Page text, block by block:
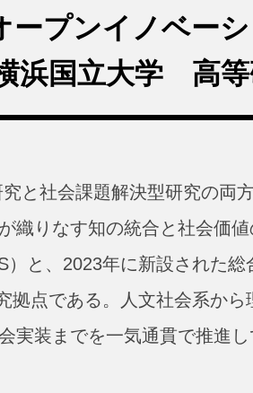
プンイノベー
浜国立大学 高等
と社会課題解決型研究の両
織りなす知の統合と社会価
と、2023年に新設された総
拠点である。人文社会系か
実装までを一気通貫で推進し